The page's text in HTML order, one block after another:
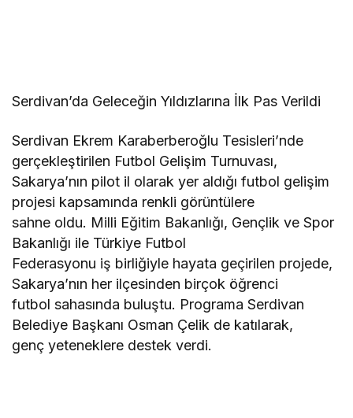
Serdivan’da Geleceğin Yıldızlarına İlk Pas Verildi
Serdivan Ekrem Karaberberoğlu Tesisleri’nde
gerçekleştirilen Futbol Gelişim Turnuvası,
Sakarya’nın pilot il olarak yer aldığı futbol gelişim
projesi kapsamında renkli görüntülere
sahne oldu. Milli Eğitim Bakanlığı, Gençlik ve Spor
Bakanlığı ile Türkiye Futbol
Federasyonu iş birliğiyle hayata geçirilen projede,
Sakarya’nın her ilçesinden birçok öğrenci
futbol sahasında buluştu. Programa Serdivan
Belediye Başkanı Osman Çelik de katılarak,
genç yeteneklere destek verdi.